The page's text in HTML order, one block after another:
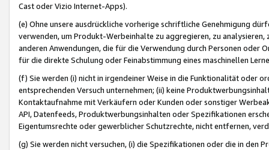
Cast oder Vizio Internet-Apps).
(e) Ohne unsere ausdrückliche vorherige schriftliche Genehmigung
verwenden, um Produkt-Werbeinhalte zu aggregieren, zu
anderen Anwendungen, die für die Verwendung durch Personen
für die direkte Schulung oder Feinabstimmung eines maschinellen
(f) Sie werden (i) nicht in irgendeiner Weise in die Funktionalität oder
entsprechenden Versuch unternehmen; (ii) keine
Kontaktaufnahme mit Verkäufern oder Kunden oder sonstiger
API, Datenfeeds, Produktwerbungsinhalten oder Spezifikationen
Eigentumsrechte oder gewerblicher Schutzrechte, nicht entfernen,
(g) Sie werden nicht versuchen, (i) die Spezifikationen oder die in